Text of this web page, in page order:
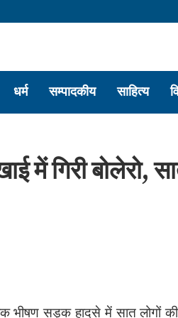
धर्म सम्पादकीय साहित्य
में गिरी बोलेरो,
भीषण सड़क हादसे में सात लोगों की